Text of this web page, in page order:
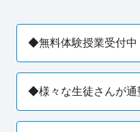
◆無料体験授業受付
◆様々な生徒さんが